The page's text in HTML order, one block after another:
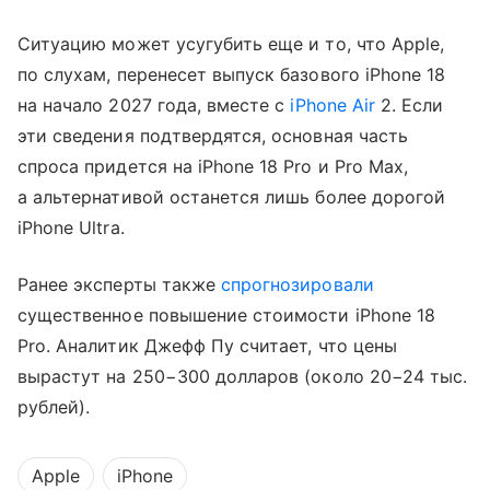
Ситуацию может усугубить еще и то, что Apple,
по слухам, перенесет выпуск базового iPhone 18
на начало 2027 года, вместе с iPhone Air2. Если
эти сведения подтвердятся, основная часть
спроса придется на iPhone 18 Pro и Pro Max,
а альтернативой останется лишь более дорогой
iPhone Ultra.
Ранее эксперты такжеспрогнозировали
существенное повышение стоимости iPhone 18
Pro. Аналитик Джефф Пу считает, что цены
вырастут на 250−300 долларов (около 20−24 тыс.
рублей).
Apple iPhone